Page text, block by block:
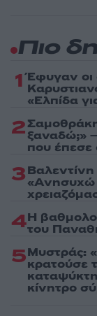
Πιο
1 Έφυγαν οι
«Ελπίδα
2ξαναδώ;»
που έπεσε
3«Ανησυχώ
4Η
του
5Μυστράς:
κρατούσε
κίνητρο